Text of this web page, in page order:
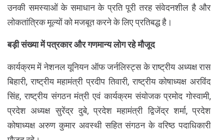
उनकी समस्याओं के समाधान के प्रति पूरी तरह संवेदनशील है और
लोकतांत्रिक मूल्यों को मजबूत करने के लिए प्रतिबद्ध है।
बड़ी संख्या में पत्रकार और गणमान्य लोग रहे मौजूद
कार्यक्रम में नेशनल यूनियन ऑफ जर्नलिस्ट्स के राष्ट्रीय अध्यक्ष रास
बिहारी, राष्ट्रीय महामंत्री प्रदीप तिवारी, राष्ट्रीय कोषाध्यक्ष अरविंद
सिंह, राष्ट्रीय संगठन मंत्री एवं कार्यक्रम संयोजक प्रमोद गोस्वामी,
प्रदेश अध्यक्ष सुरेंद्र दुबे, प्रदेश महामंत्री द्विजेंद्र शर्मा, प्रदेश
कोषाध्यक्ष अरुण कुमार अवस्थी सहित संगठन के वरिष्ठ पदाधिकारी